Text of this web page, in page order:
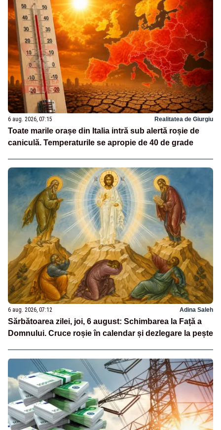
6 aug. 2026, 07:15 Realitatea de Giurgiu
Toate marile orașe din Italia intră sub alertă roșie de
caniculă. Temperaturile se apropie de 40 de grade
6 aug. 2026, 07:12 Adina Saleh
Sărbătoarea zilei, joi, 6 august: Schimbarea la Față a
Domnului. Cruce roșie în calendar și dezlegare la pește